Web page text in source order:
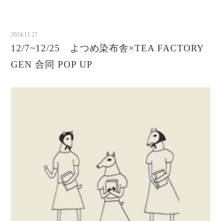
2024.11.27
12/7~12/25 よつめ染布舎×TEA FACTORY
GEN 合同 POP UP